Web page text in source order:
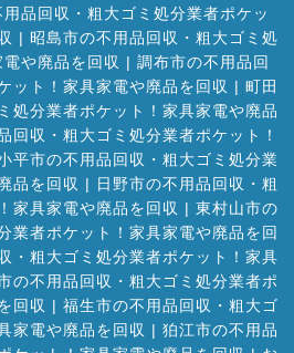
品回収・粗大ゴミ処分業者ポケッ
| 昭島市の不用品回収・粗大ゴミ処
や廃品を回収 | 調布市の不用品回
ット！家具家電や廃品を回収 | 町田
処分業者ポケット！家具家電や廃品
回収・粗大ゴミ処分業者ポケット！
平市の不用品回収・粗大ゴミ処分業
品を回収 | 日野市の不用品回収・粗
家具家電や廃品を回収 | 東村山市の
業者ポケット！家具家電や廃品を回
・粗大ゴミ処分業者ポケット！家具
の不用品回収・粗大ゴミ処分業者ポ
回収 | 福生市の不用品回収・粗大ゴ
家電や廃品を回収 | 狛江市の不用品